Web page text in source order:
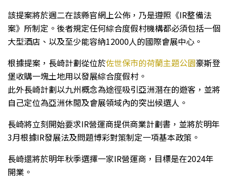
該提案將於週二在該縣官網上公佈，乃是遵照《IR整備法
案》所制定。後者規定任何綜合度假村機構都必須包括一個
大型酒店、以及至少能容納12000人的國際會展中心。
根據提案，長崎計劃從位於佐世保市的荷蘭主題公園豪斯登
堡收購一塊土地用以發展綜合度假村。
此外長崎計劃以九州概念為途徑吸引亞洲潛在的遊客，並將
自己定位為亞洲休閒及會展領域內的突出候選人。
長崎將立刻開始要求IR營運商提供商業計劃書，並將於明年
3月根據IR發展法及問題博彩對策制定一項基本政策。
長崎還將於明年秋季選擇一家IR營運商，目標是在2024年
開業。